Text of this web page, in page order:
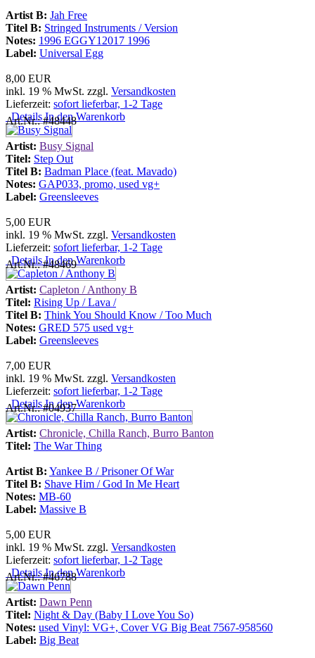
Artist B: Jah Free
Titel B: Stringed Instruments / Version
Notes: 1996 EGGY12017 1996
Label: Universal Egg
8,00 EUR
inkl. 19 % MwSt. zzgl. Versandkosten
Lieferzeit: sofort lieferbar, 1-2 Tage
DetailsIn den Warenkorb
Art.Nr.: #48448
Artist: Busy Signal
Titel: Step Out
Titel B: Badman Place (feat. Mavado)
Notes: GAP033, promo, used vg+
Label: Greensleeves
5,00 EUR
inkl. 19 % MwSt. zzgl. Versandkosten
Lieferzeit: sofort lieferbar, 1-2 Tage
DetailsIn den Warenkorb
Art.Nr.: #48469
Artist: Capleton / Anthony B
Titel: Rising Up / Lava /
Titel B: Think You Should Know / Too Much
Notes: GRED 575 used vg+
Label: Greensleeves
7,00 EUR
inkl. 19 % MwSt. zzgl. Versandkosten
Lieferzeit: sofort lieferbar, 1-2 Tage
DetailsIn den Warenkorb
Art.Nr.: #04937
Artist: Chronicle, Chilla Ranch, Burro Banton
Titel: The War Thing
Artist B: Yankee B / Prisoner Of War
Titel B: Shave Him / God In Me Heart
Notes: MB-60
Label: Massive B
5,00 EUR
inkl. 19 % MwSt. zzgl. Versandkosten
Lieferzeit: sofort lieferbar, 1-2 Tage
DetailsIn den Warenkorb
Art.Nr.: #46788
Artist: Dawn Penn
Titel: Night & Day (Baby I Love You So)
Notes: used Vinyl: VG+, Cover VG Big Beat 7567-958560
Label: Big Beat